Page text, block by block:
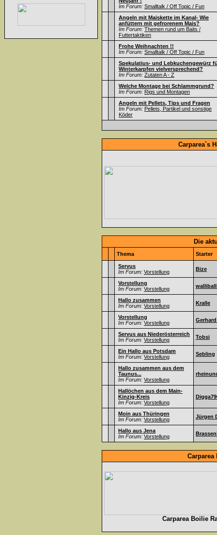
Im Forum: Smalltalk / Off Topic / Fun
Angeln mit Maiskette im Kanal- Wie
anfüttern mit gefrorenem Mais?
Im Forum: Themen rund um Baits /
Futtertaktiken
Frohe Weihnachten !!
Im Forum: Smalltalk / Off Topic / Fun
Spekulatius- und Lebkuchengewürz
Winterkarpfen vielversprechend?
Im Forum: Zutaten A - Z
Welche Montage bei Schlammgrund?
Im Forum: Rigs und Montagen
Angeln mit Pellets, Tips und Fragen
Im Forum: Pellets, Partikel und sonstige
Köder
Carparea`s
Die
Thema Starter
Servus
Im Forum: Vorstellung Bize
Vorstellung
Im Forum: Vorstellung
Hallo zusammen
Im Forum: Vorstellung Kralle
Vorstellung
Im Forum: Vorstellung Gerhard
Servus aus Niederösterreich
Im Forum: Vorstellung Tobsi
Ein Hallo aus Potsdam
Im Forum: Vorstellung Sebling
Hallo zusammen aus dem
Taunus...
Im Forum: Vorstellung
Hallöchen aus dem Main-
Kinzig-Kreis
Im Forum: Vorstellung
Moin aus Thüringen
Im Forum: Vorstellung Jürgen
Hallo aus Jena
Im Forum: Vorstellung
Carparea Boilie